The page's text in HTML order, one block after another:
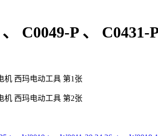
C0049-P 、